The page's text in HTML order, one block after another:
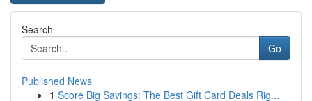
Search
Go
Published News
1 Score Big Savings: The Best Gift Card Deals Rig...